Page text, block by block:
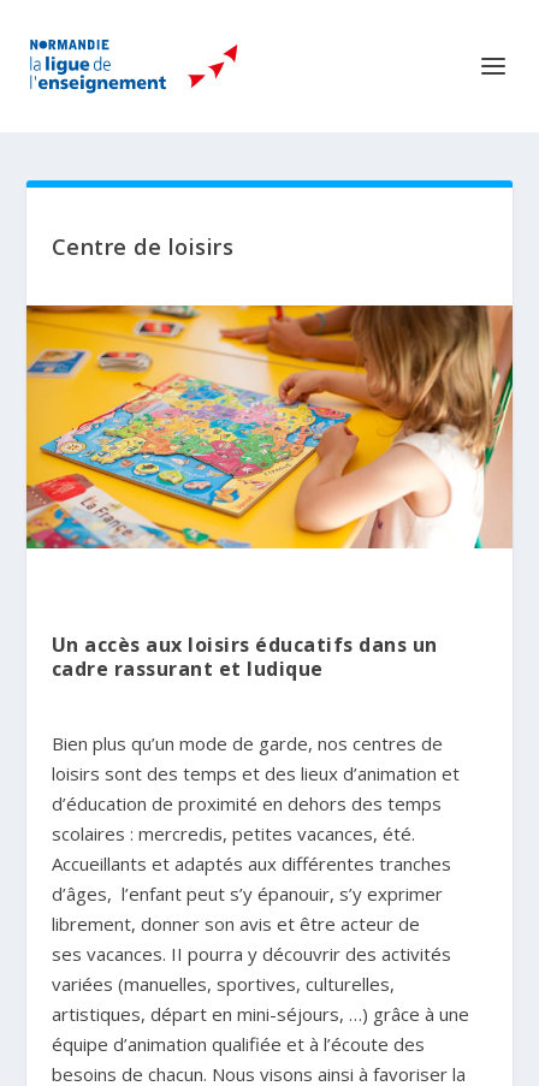
Centre de loisirs
Un accès aux loisirs éducatifs dans un
cadre rassurant et ludique
Bien plus qu’un mode de garde, nos centres de
loisirs sont des temps et des lieux d’animation et
d’éducation de proximité en dehors des temps
scolaires : mercredis, petites vacances, été.
Accueillants et adaptés aux différentes tranches
d’âges, l’enfant peut s’y épanouir, s’y exprimer
librement, donner son avis et être acteur de
ses vacances. II pourra y découvrir des activités
variées (manuelles, sportives, culturelles,
artistiques, départ en mini-séjours, …) grâce à une
équipe d’animation qualifiée et à l’écoute des
besoins de chacun. Nous visons ainsi à favoriser la